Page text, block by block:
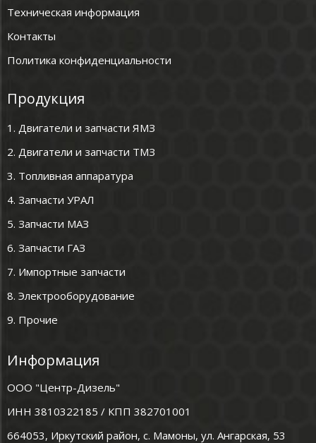
Техническая информация
Контакты
Политика конфиденциальности
Продукция
1. Двигатели и запчасти ЯМЗ
2. Двигатели и запчасти ТМЗ
3. Топливная аппаратура
4. Запчасти УРАЛ
5. Запчасти МАЗ
6. Запчасти ГАЗ
7. Импортные запчасти
8. Электрооборудование
9. Прочие
Информация
ООО "Центр-Дизель"
ИНН 3810322185 / КПП 382701001
664053, Иркутский район, с. Мамоны, ул. Ангарская, 53